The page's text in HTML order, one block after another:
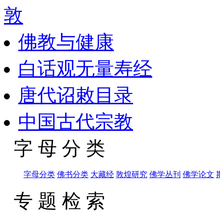
敦
佛教与健康
白话观无量寿经
唐代诏敕目录
中国古代宗教
字 母 分 类
字母分类 佛书分类 大藏经 敦煌研究 佛学丛刊 佛学论文
专 题 检 索